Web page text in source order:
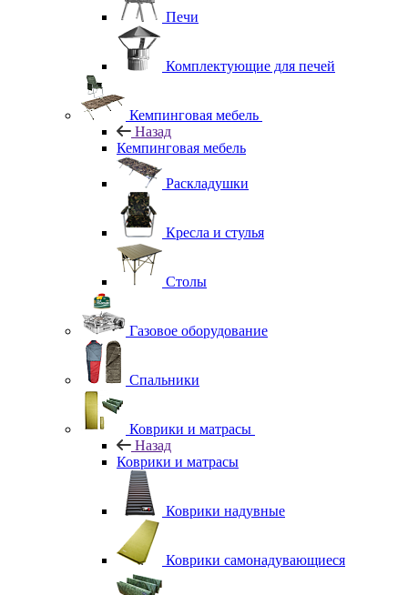
Печи
Комплектующие для печей
Кемпинговая мебель
Назад
Кемпинговая мебель
Раскладушки
Кресла и стулья
Столы
Газовое оборудование
Спальники
Коврики и матрасы
Назад
Коврики и матрасы
Коврики надувные
Коврики самонадувающиеся